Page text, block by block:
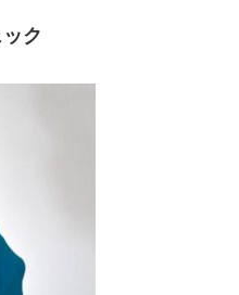
ク